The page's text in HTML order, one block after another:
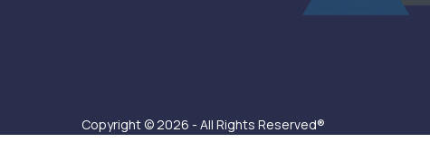
Copyright © 2026 - All Rights Reserved®